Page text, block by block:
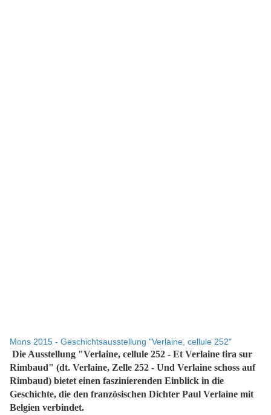
Mons 2015 - Geschichtsausstellung "Verlaine, cellule 252"
Die Ausstellung "Verlaine, cellule 252 - Et Verlaine tira sur
Rimbaud" (dt. Verlaine, Zelle 252 - Und Verlaine schoss auf
Rimbaud) bietet einen faszinierenden Einblick in die
Geschichte, die den französischen Dichter Paul Verlaine mit
Belgien verbindet.